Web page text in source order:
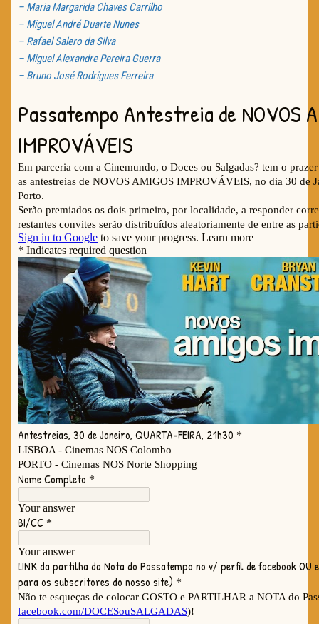
– Maria Margarida Chaves Carrilho
– Miguel André Duarte Nunes
– Rafael Salero da Silva
– Miguel Alexandre Pereira Guerra
– Bruno José Rodrigues Ferreira